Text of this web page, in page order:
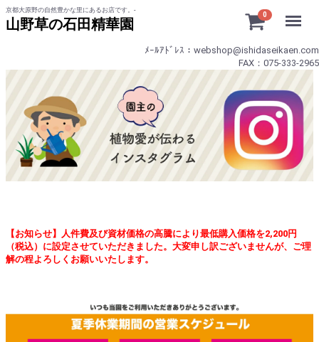
京都大原野の自然豊かな里にあるお店です。-
山野草の石田精華園
0
ﾒｰﾙｱﾄﾞﾚｽ：webshop@ishidaseikaen.com
FAX：075-333-2965
【お知らせ】人件費及び資材価格の高騰により最低購入価格を2,200円
（税込）に設定させていただきました。大変申し訳ございませんが、ご理
解の程よろしくお願いいたします。